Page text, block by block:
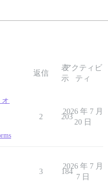
返信
表
示
アクティビ
ティ
2 203
2026 年 7 月
20 日
3 184
2026 年 7 月
7 日